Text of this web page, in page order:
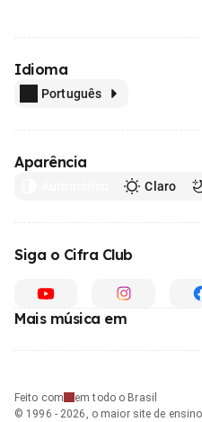
Idioma
Português
Aparência
Claro
Siga o Cifra Club
Mais música em
Feito com
em todo o Brasil
© 1996 - 2026, o maior site de